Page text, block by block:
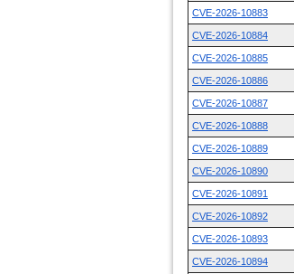
CVE-2026-10883
CVE-2026-10884
CVE-2026-10885
CVE-2026-10886
CVE-2026-10887
CVE-2026-10888
CVE-2026-10889
CVE-2026-10890
CVE-2026-10891
CVE-2026-10892
CVE-2026-10893
CVE-2026-10894